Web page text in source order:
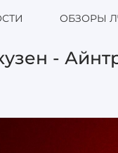
ОБЗОРЫ
-